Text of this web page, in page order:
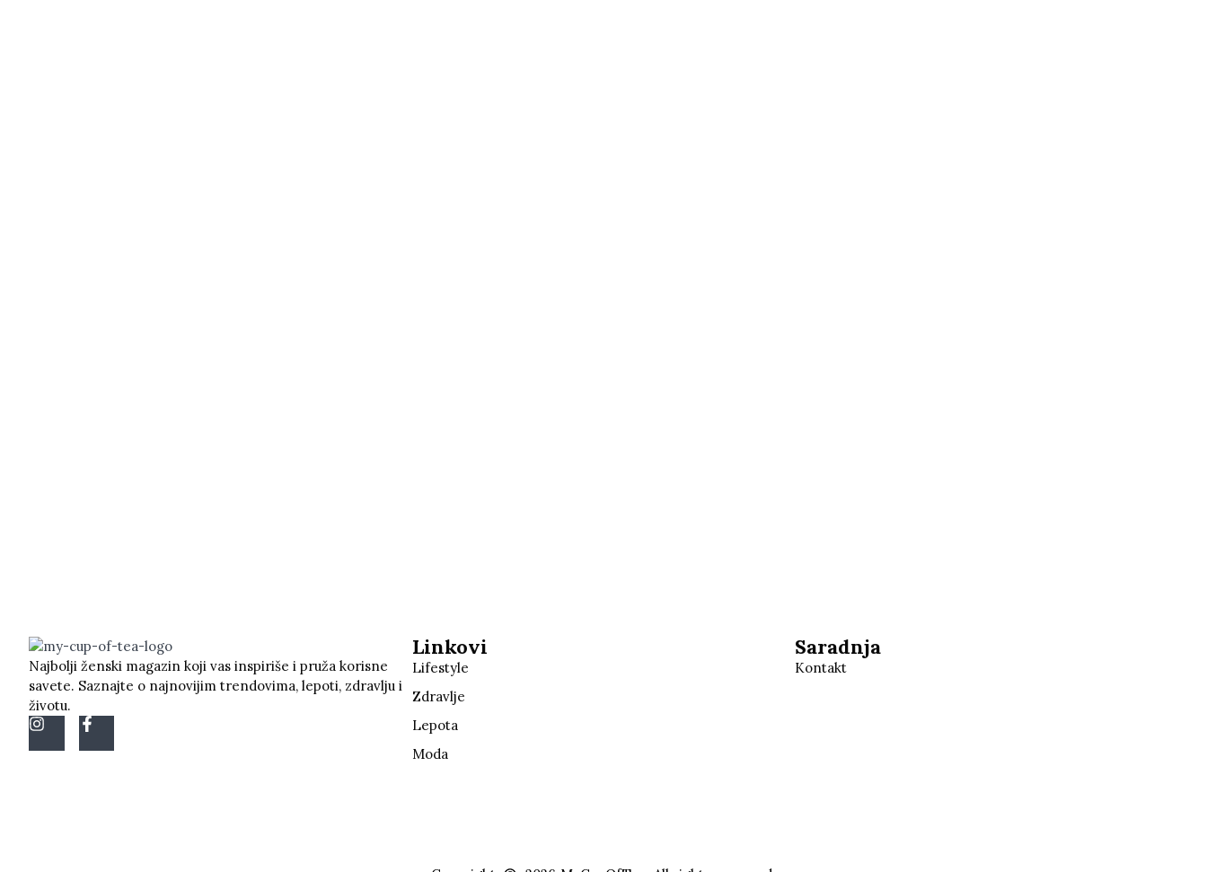
Najbolji ženski magazin koji vas inspiriše i pruža korisne
savete. Saznajte o najnovijim trendovima, lepoti, zdravlju i
životu.
Linkovi
Lifestyle
Zdravlje
Lepota
Moda
Saradnja
Kontakt